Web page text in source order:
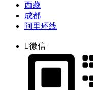
西藏
成都
阿里环线
微信